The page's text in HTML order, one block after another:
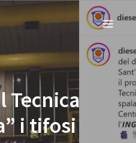
Tecnica
i tifosi